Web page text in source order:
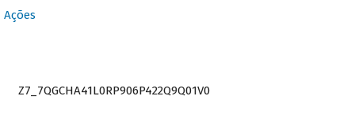
Ações
Z7_7QGCHA41L0RP906P422Q9Q01V0